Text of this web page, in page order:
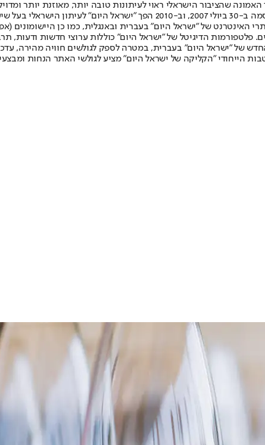
שהציבור הישראלי ראוי לעיתונות טובה יותר, מאוזנת יותר
תשלום. המהדורה המודפסת הראשונה פורסמה ב-30 ביולי 2007,
פלטפורמות הדיגיטל של "ישראל היום" כוללות ערוצי חדשות ודעות,
החדש של "ישראל היום" בעברית, במטרה לספק לגולשים חוויה
הייחודי "הקליקה של ישראל היום" מציע לגולשי האתר הנחות